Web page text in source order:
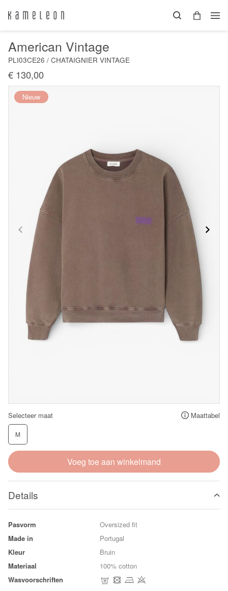
American Vintage
PLI03CE26 / CHATAIGNIER VINTAGE
€ 130,00
Nieuw
Selecteer maat Maattabel
M
Voeg toe aan winkelmand
Details
Pasvorm
Oversized fit
Made in
Portugal
Kleur
Bruin
Materiaal
100% cotton
Wasvoorschriften